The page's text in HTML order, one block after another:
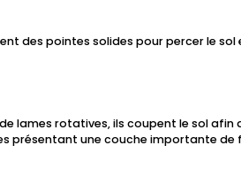
des pointes solides pour percer le
lames rotatives, ils coupent le sol afin
présentant une couche importante de